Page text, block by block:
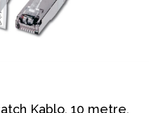
Kablo, 10 metre,